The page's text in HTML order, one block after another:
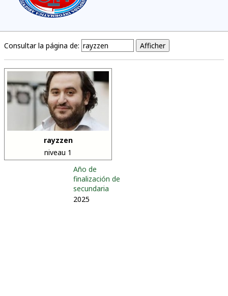
Consultar la página de:
rayzzen
niveau 1
Año de
finalización de
secundaria
2025